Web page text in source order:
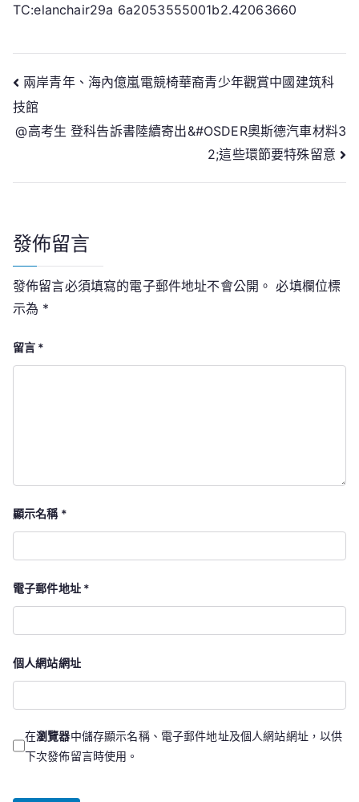
TC:elanchair29a 6a2053555001b2.42063660
文
章
覽
兩岸青年、海內億嵐電競椅華裔青少年觀賞中國建筑科
技館
@高考生 登科告訴書陸續寄出&#OSDER奧斯德汽車材料3
2;這些環節要特殊留意
發佈留言
發佈留言必須填寫的電子郵件地址不會公開。 必填欄位標
示為 *
留言 *
顯示名稱 *
電子郵件地址 *
個人網站網址
在瀏覽器中儲存顯示名稱、電子郵件地址及個人網站網址，以供
下次發佈留言時使用。